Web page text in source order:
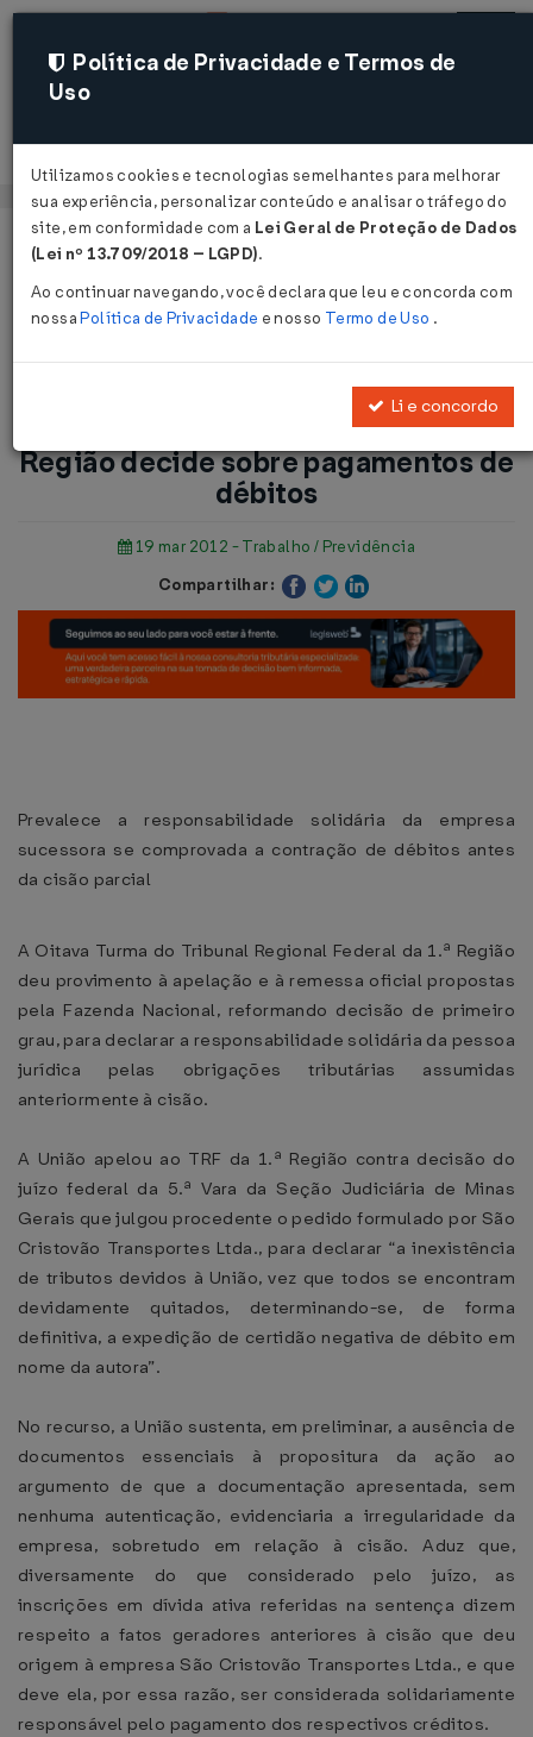
Acessar
Página Inicial
Notícias
pagamentos de débitos...
Voltar
Sucessão de empresas: TRF-1ª
Região decide sobre pagamentos de
débitos
19 mar 2012 - Trabalho / Previdência
Compartilhar:
Prevalece a responsabilidade solidária da empresa
sucessora se comprovada a contração de débitos antes
da cisão parcial
A Oitava Turma do Tribunal Regional Federal da 1.ª Região
deu provimento à apelação e à remessa oficial propostas
pela Fazenda Nacional, reformando decisão de primeiro
grau, para declarar a responsabilidade solidária da pessoa
jurídica pelas obrigações tributárias assumidas
anteriormente à cisão.
A União apelou ao TRF da 1.ª Região contra decisão do
juízo federal da 5.ª Vara da Seção Judiciária de Minas
Gerais que julgou procedente o pedido formulado por São
Cristovão Transportes Ltda., para declarar “a inexistência
de tributos devidos à União, vez que todos se encontram
devidamente quitados, determinando-se, de forma
definitiva, a expedição de certidão negativa de débito em
nome da autora”.
No recurso, a União sustenta, em preliminar, a ausência de
documentos essenciais à propositura da ação ao
argumento de que a documentação apresentada, sem
nenhuma autenticação, evidenciaria a irregularidade da
empresa, sobretudo em relação à cisão. Aduz que,
diversamente do que considerado pelo juízo, as
inscrições em dívida ativa referidas na sentença dizem
respeito a fatos geradores anteriores à cisão que deu
origem à empresa São Cristovão Transportes Ltda., e que
deve ela, por essa razão, ser considerada solidariamente
responsável pelo pagamento dos respectivos créditos.
Política de Privacidade e Termos de
Uso
Utilizamos cookies e tecnologias semelhantes para melhorar
sua experiência, personalizar conteúdo e analisar o tráfego do
site, em conformidade com a Lei Geral de Proteção de Dados
(Lei nº 13.709/2018 – LGPD).
Ao continuar navegando, você declara que leu e concorda com
nossaPolítica de Privacidade e nosso Termo de Uso .
Li e concordo